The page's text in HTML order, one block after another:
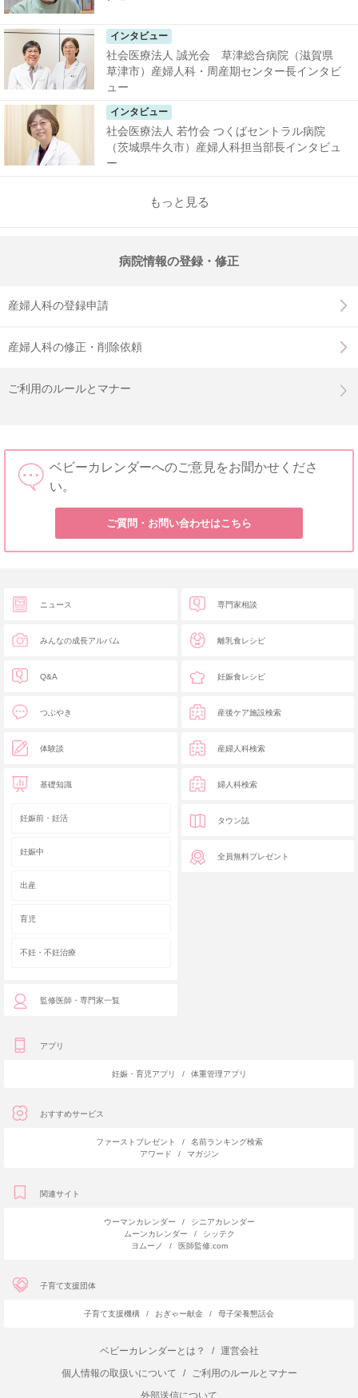
インタビュー
社会医療法人 誠光会 草津総合病院（滋賀県
草津市）産婦人科・周産期センター長インタビ
ュー
インタビュー
社会医療法人 若竹会 つくばセントラル病院
（茨城県牛久市）産婦人科担当部長インタビュ
ー
もっと見る
病院情報の登録・修正
産婦人科の登録申請
産婦人科の修正・削除依頼
ご利用のルールとマナー
ベビーカレンダーへのご意見をお聞かせくださ
い。
ご質問・お問い合わせはこちら
ニュース
みんなの成長アルバム
Q&A
つぶやき
体験談
基礎知識
妊娠前・妊活
妊娠中
出産
育児
不妊・不妊治療
監修医師・専門家一覧
専門家相談
離乳食レシピ
妊娠食レシピ
産後ケア施設検索
産婦人科検索
婦人科検索
タウン誌
全員無料プレゼント
アプリ
妊娠・育児アプリ / 体重管理アプリ
おすすめサービス
ファーストプレゼント /
名前ランキング検索
アワード
/ マガジン
関連サイト
ウーマンカレンダー /
シニアカレンダー
ムーンカレンダー
/
シッテク
ヨムーノ
/ 医師監修.com
子育て支援団体
子育て支援機構 / おぎゃー献金 / 母子栄養懇話会
ベビーカレンダーとは？ /
運営会社
個人情報の取扱いについて
/
ご利用のルールとマナー